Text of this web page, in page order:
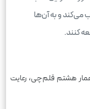
می‌کند و به آن‌ها
کنند.
هشتم قلم‌چی، رعایت